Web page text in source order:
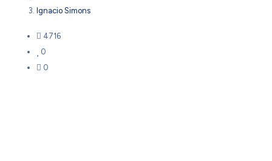
Ignacio Simons
4716
0
0